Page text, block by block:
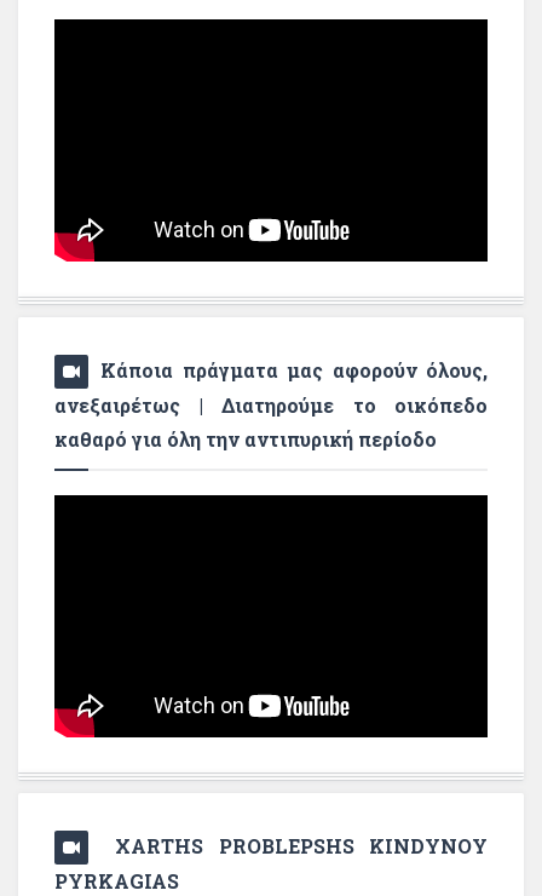
Κάποια πράγματα μας αφορούν όλους,
ανεξαιρέτως | Διατηρούμε το οικόπεδο
καθαρό για όλη την αντιπυρική περίοδο
XARTHS PROBLEPSHS KINDYNOY
PYRKAGIAS